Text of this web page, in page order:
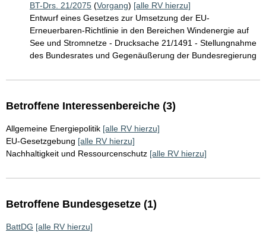
BT-Drs. 21/2075 (Vorgang) [alle RV hierzu]
Entwurf eines Gesetzes zur Umsetzung der EU-
Erneuerbaren-Richtlinie in den Bereichen Windenergie auf
See und Stromnetze - Drucksache 21/1491 - Stellungnahme
des Bundesrates und Gegenäußerung der Bundesregierung
Betroffene Interessenbereiche (3)
Allgemeine Energiepolitik [alle RV hierzu]
EU-Gesetzgebung [alle RV hierzu]
Nachhaltigkeit und Ressourcenschutz [alle RV hierzu]
Betroffene Bundesgesetze (1)
BattDG [alle RV hierzu]